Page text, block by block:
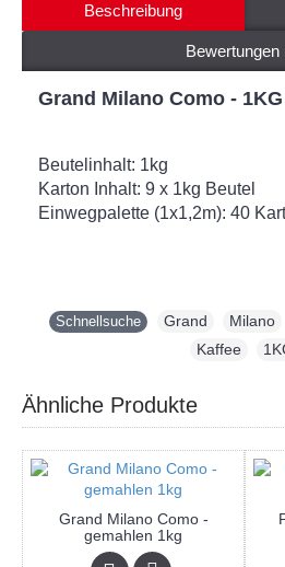
Beschreibung
Bewertungen
Grand Milano Como -
Beutelinhalt: 1kg
Karton Inhalt: 9 x 1kg Beutel
Einwegpalette (1x1,2m): 40
Schnellsuche Grand Milano
Kaffee
Ähnliche Produkte
Grand Milano Como -
gemahlen 1kg